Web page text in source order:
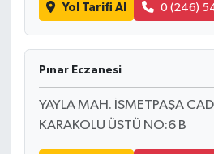
Yol Tarifi Al 0 (246)
Pınar Eczanesi
YAYLA MAH. İSMETPAŞA
KARAKOLU ÜSTÜ NO:6 B